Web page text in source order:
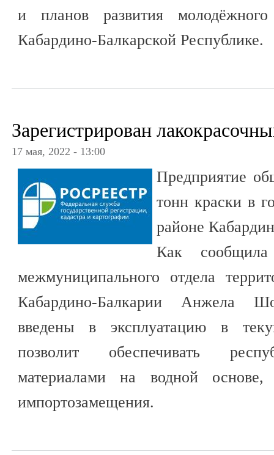
и планов развития молодёжного
Кабардино-Балкарской Республике.
Зарегистрирован
17 мая, 2022 - 13:00
Предприятие
тонн краски в
районе
Как сообщила
межмуниципального отдела
Кабардино-Балкарии Анжела
введены в эксплуатацию в
позволит обеспечивать
материалами на водной
импортозамещения.